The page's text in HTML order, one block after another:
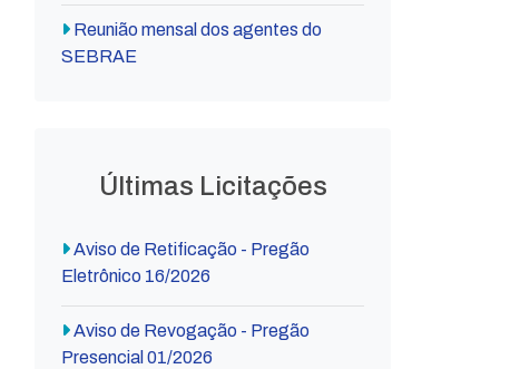
Reunião mensal dos agentes do
SEBRAE
Últimas Licitações
Aviso de Retificação - Pregão
Eletrônico 16/2026
Aviso de Revogação - Pregão
Presencial 01/2026